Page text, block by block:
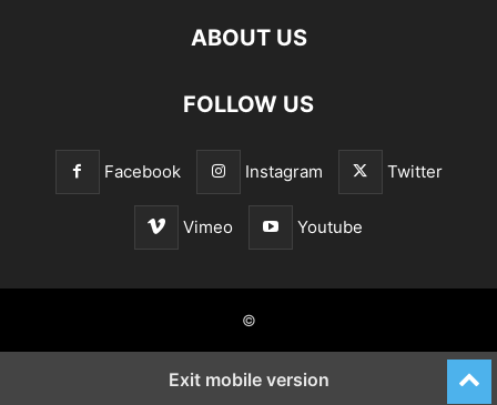
ABOUT US
FOLLOW US
Facebook Instagram Twitter
Vimeo Youtube
©
Exit mobile version